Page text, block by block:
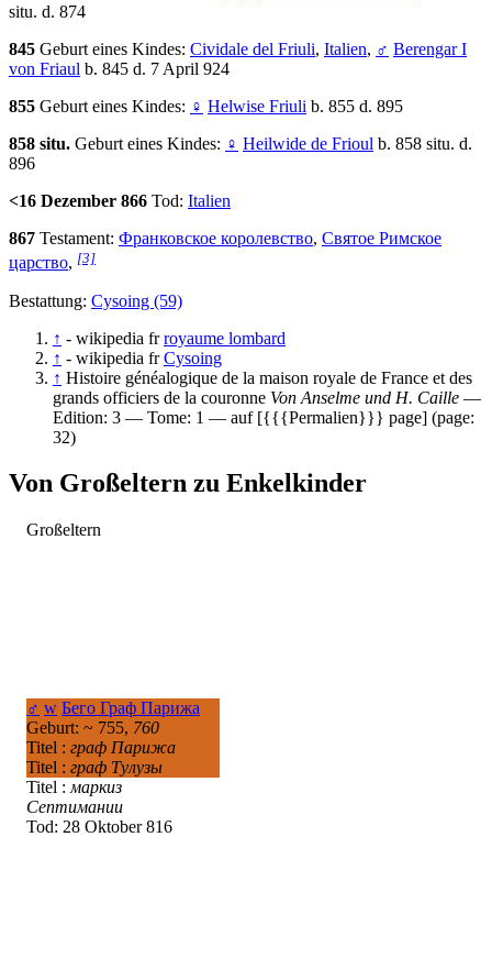
situ. d. 874
845 Geburt eines Kindes: Cividale del Friuli, Italien, ♂ Berengar I
von Friaul b. 845 d. 7 April 924
855 Geburt eines Kindes: ♀ Helwise Friuli b. 855 d. 895
858 situ. Geburt eines Kindes: ♀ Heilwide de Frioul b. 858 situ. d.
896
<16 Dezember 866 Tod: Italien
867 Testament: Франковское королевство, Святое Римское
царство, [3]
Bestattung: Cysoing (59)
↑ - wikipedia frroyaume lombard
↑ - wikipedia frCysoing
↑ Histoire généalogique de la maison royale de France et des
grands officiers de la couronne Von Anselme und H. Caille —
Edition: 3 — Tome: 1 — auf [{{{Permalien}}} page] (page:
32)
Von Großeltern zu Enkelkinder
Großeltern
♂ w Бего Граф Парижа
Geburt: ~ 755, 760
Titel : граф Парижа
Titel : граф Тулузы
Titel : маркиз
Септимании
Tod: 28 Oktober 816